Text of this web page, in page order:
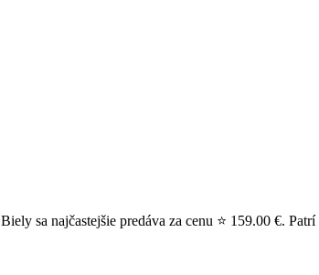
sa najčastejšie predáva za cenu ⭐ 159.00 €.